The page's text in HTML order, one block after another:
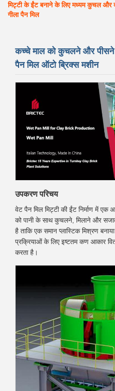
मिट्टी के ईंट बनाने के लिए मध्यम कुचल और
गीला पैन मिल
कच्चे माल को कुचलने और पीसने
पैन मिल ऑटो ब्रिक्स मशीन
उपकरण परिचय
वेट पैन मिल मिट्टी की ईंट निर्माण में
को पानी के साथ कुचलने, मिलाने और
है ताकि एक समान प्लास्टिक मिश्रण
प्रक्रियाओं के लिए इष्टतम कण आकार
करता है।